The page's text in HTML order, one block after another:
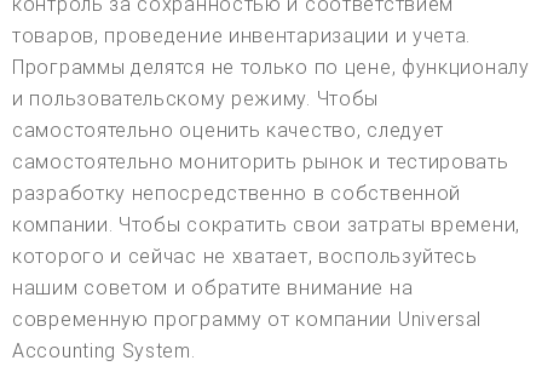
товаров, проведение инвентаризации и учета.
Программы делятся не только по цене, функционалу
и пользовательскому режиму. Чтобы
самостоятельно оценить качество, следует
самостоятельно мониторить рынок и тестировать
разработку непосредственно в собственной
компании. Чтобы сократить свои затраты времени,
которого и сейчас не хватает, воспользуйтесь
нашим советом и обратите внимание на
современную программу от компании Universal
Accounting System.